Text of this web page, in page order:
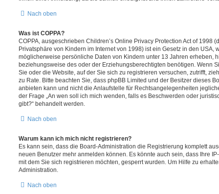
Nach oben
Was ist COPPA?
COPPA, ausgeschrieben Children’s Online Privacy Protection Act of 1998
Privatsphäre von Kindern im Internet von 1998) ist ein Gesetz in den USA,
möglicherweise persönliche Daten von Kindern unter 13 Jahren erheben,
beziehungsweise des oder der Erziehungsberechtigten benötigen. Wenn
Sie oder die Website, auf der Sie sich zu registrieren versuchen, zutrifft,
zu Rate. Bitte beachten Sie, dass phpBB Limited und der Besitzer dieses
anbieten kann und nicht die Anlaufstelle für Rechtsangelegenheiten
der Frage „An wen soll ich mich wenden, falls es Beschwerden oder
gibt?“ behandelt werden.
Nach oben
Warum kann ich mich nicht registrieren?
Es kann sein, dass die Board-Administration die Registrierung komplett
neuen Benutzer mehr anmelden können. Es könnte auch sein, dass Ihre
mit dem Sie sich registrieren möchten, gesperrt wurden. Um Hilfe zu
Administration.
Nach oben